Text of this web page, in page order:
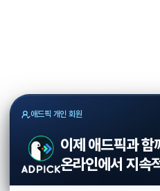
애드픽 개인 회원
이제 애드픽과 함
온라인에서 지속